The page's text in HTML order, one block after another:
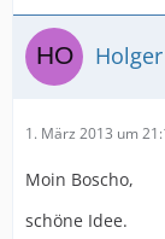
Holger
1. März 2013 um
Moin Boscho,
schöne Idee.